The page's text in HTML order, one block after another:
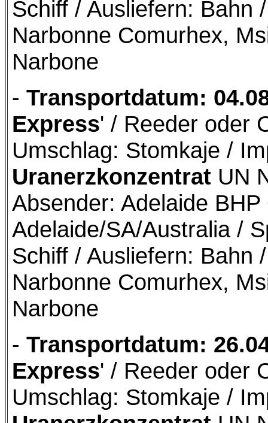
Schiff / Ausliefern: Bahn
Narbonne Comurhex,
Narbone
- Transportdatum:
Express' / Reeder oder
Umschlag: Stomkaje /
Uranerzkonzentrat UN
Absender: Adelaide
Adelaide/SA/Australia /
Schiff / Ausliefern: Bahn
Narbonne Comurhex,
Narbone
- Transportdatum:
Express' / Reeder oder
Umschlag: Stomkaje /